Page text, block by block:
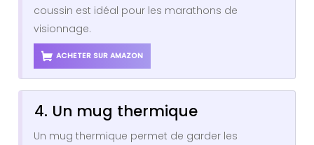
coussin est idéal pour les marathons de
visionnage.
ACHETER SUR AMAZON
4. Un mug thermique
Un mug thermique permet de garder les